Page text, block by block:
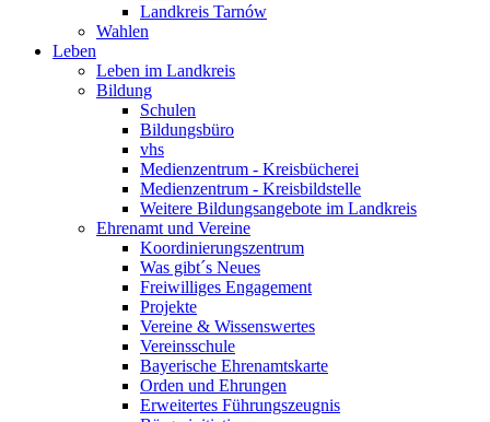
Landkreis Tarnów
Wahlen
Leben
Leben im Landkreis
Bildung
Schulen
Bildungsbüro
vhs
Medienzentrum - Kreisbücherei
Medienzentrum - Kreisbildstelle
Weitere Bildungsangebote im Landkreis
Ehrenamt und Vereine
Koordinierungszentrum
Was gibt´s Neues
Freiwilliges Engagement
Projekte
Vereine & Wissenswertes
Vereinsschule
Bayerische Ehrenamtskarte
Orden und Ehrungen
Erweitertes Führungszeugnis